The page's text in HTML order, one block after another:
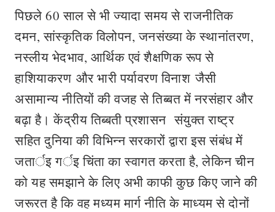
पिछले 60 साल से भी ज्यादा समय से राजनीतिक
दमन, सांस्कृतिक विलोपन, जनसंख्या के स्थानांतरण,
नस्लीय भेदभाव, आर्थिक एवं शैक्षणिक रूप से
हाशियाकरण और भारी पर्यावरण विनाश जैसी
असामान्य नीतियों की वजह से तिब्बत में नरसंहार और
बढ़ा है। केंद्रीय तिब्बती प्रशासन संयुक्त राष्ट्र
सहित दुनिया की विभिन्न सरकारों द्वारा इस संबंध में
जतार्इ गर्इ चिंता का स्वागत करता है, लेकिन चीन
को यह समझाने के लिए अभी काफी कुछ किए जाने की
जरूरत है कि वह मध्यम मार्ग नीति के माध्यम से दोनों